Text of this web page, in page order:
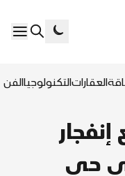
العقاراتالتكنولوجياالفن
حي